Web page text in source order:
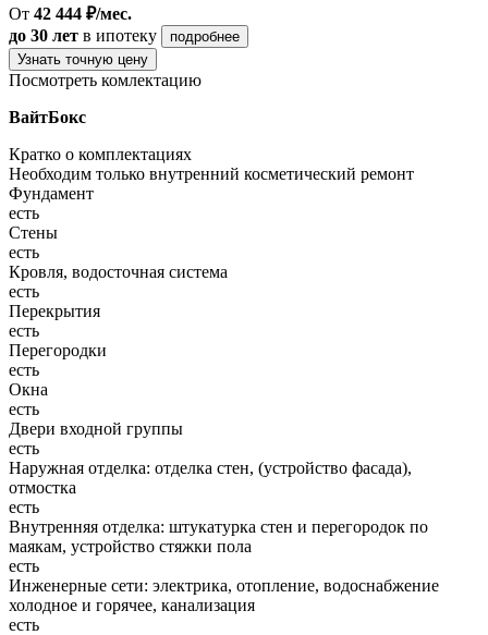
От 42 444 ₽/мес.
до 30 лет в ипотеку
подробнее
Узнать точную цену
Посмотреть комлектацию
ВайтБокс
Кратко о комплектациях
Необходим только внутренний косметический ремонт
Фундамент
есть
Стены
есть
Кровля, водосточная система
есть
Перекрытия
есть
Перегородки
есть
Окна
есть
Двери входной группы
есть
Наружная отделка: отделка стен, (устройство фасада),
отмостка
есть
Внутренняя отделка: штукатурка стен и перегородок по
маякам, устройство стяжки пола
есть
Инженерные сети: электрика, отопление, водоснабжение
холодное и горячее, канализация
есть